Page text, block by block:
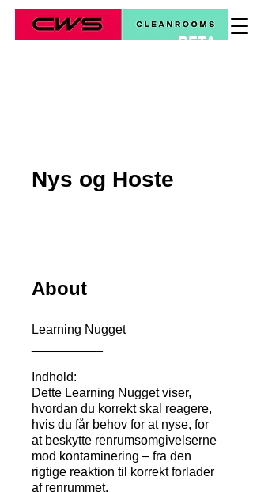
BETA
Nys og Hoste
About
Learning Nugget
Indhold:
Dette Learning Nugget viser,
hvordan du korrekt skal reagere,
hvis du får behov for at nyse, for
at beskytte renrumsomgivelserne
mod kontaminering – fra den
rigtige reaktion til korrekt forlader
af renrummet.